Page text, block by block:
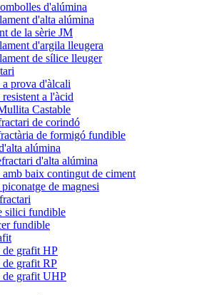
d'alúmina
d'alta alúmina
de la sèrie JM
d'argila lleugera
de sílice lleuger
prova d'àlcali
a l'àcid
Castable
de corindó
de formigó fundible
alúmina
d'alta alúmina
baix contingut de ciment
de magnesi
silici fundible
fundible
de grafit HP
de grafit RP
de grafit UHP